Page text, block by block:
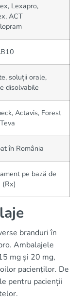
Lexapro,
ACT
soluții orale,
disolvabile
Actavis, Forest
în România
pe bază de
(Rx)
branduri în
Ambalajele
mg și 20 mg,
pacienților. De
pentru pacienții